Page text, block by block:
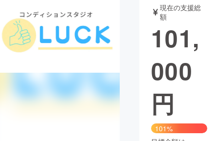
音楽
テクノロジー・ガジェット ゲーム・サ
現在の支援総
額
101,
000
円
101%